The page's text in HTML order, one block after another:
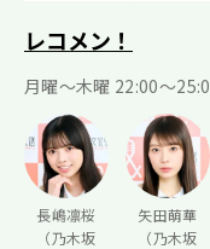
レコメン！
月曜〜木曜 22:00〜
長嶋凛桜
（乃木坂
矢田萌華
（乃木坂